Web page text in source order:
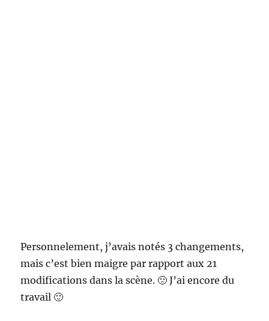
Personnelement, j’avais notés 3 changements,
mais c’est bien maigre par rapport aux 21
modifications dans la scène. 🙁 J’ai encore du
travail 🙂